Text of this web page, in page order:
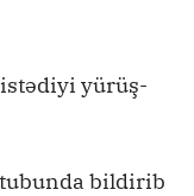
yürüş-
bildirib